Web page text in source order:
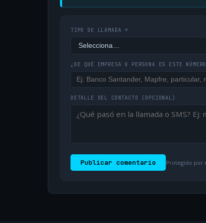
TIPO DE LLAMADA *
¿DE QUÉ EMPRESA O PERSONA ES ESTE
DETALLE DEL CONTACTO (OPCIONAL)
Publicar comentario Protegido por